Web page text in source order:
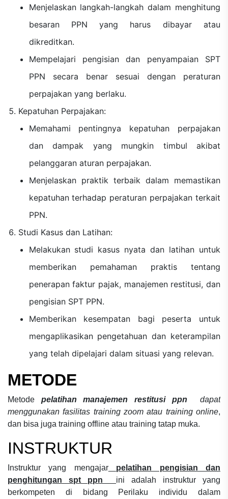
Menjelaskan langkah-langkah dalam menghitung
besaran PPN yang harus dibayar atau
dikreditkan.
Mempelajari pengisian dan penyampaian SPT
PPN secara benar sesuai dengan peraturan
perpajakan yang berlaku.
Kepatuhan Perpajakan:
Memahami pentingnya kepatuhan perpajakan
dan dampak yang mungkin timbul akibat
pelanggaran aturan perpajakan.
Menjelaskan praktik terbaik dalam memastikan
kepatuhan terhadap peraturan perpajakan terkait
PPN.
Studi Kasus dan Latihan:
Melakukan studi kasus nyata dan latihan untuk
memberikan pemahaman praktis tentang
penerapan faktur pajak, manajemen restitusi, dan
pengisian SPT PPN.
Memberikan kesempatan bagi peserta untuk
mengaplikasikan pengetahuan dan keterampilan
yang telah dipelajari dalam situasi yang relevan.
METODE
Metode pelatihan manajemen restitusi ppn
dapat
menggunakan fasilitas training zoom atau training online,
dan bisa juga training offline atau training tatap muka.
INSTRUKTUR
Instruktur yang mengajar
pelatihan pengisian dan
penghitungan spt ppn
ini adalah instruktur yang
berkompeten di bidang Perilaku individu dalam